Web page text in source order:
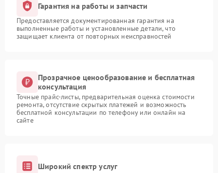
Гарантия на работы и запчасти
Предоставляется документированная гарантия на
выполненные работы и установленные детали, что
защищает клиента от повторных неисправностей
Прозрачное ценообразование и бесплатная
консультация
Точные прайс-листы, предварительная оценка стоимости
ремонта, отсутствие скрытых платежей и возможность
бесплатной консультации по телефону или онлайн на
сайте
Широкий спектр услуг